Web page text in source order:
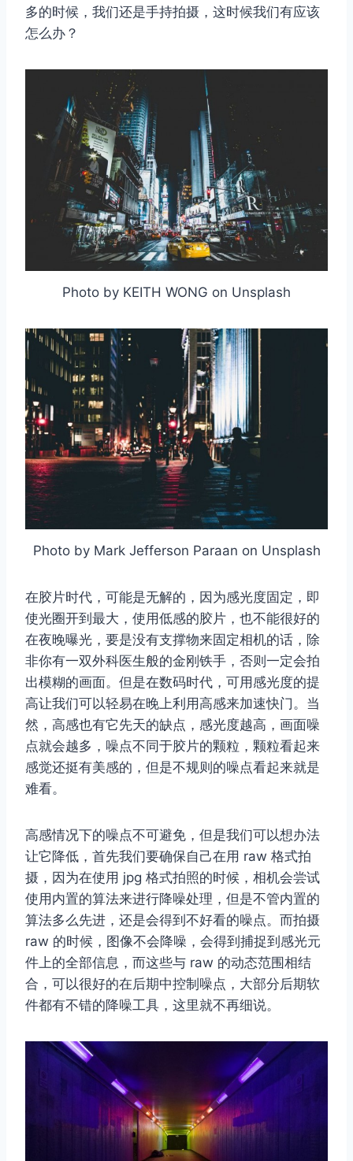
多的时候，我们还是手持拍摄，这时候我们有应该
怎么办？
Photo by KEITH WONG on Unsplash
Photo by Mark Jefferson Paraan on Unsplash
在胶片时代，可能是无解的，因为感光度固定，即
使光圈开到最大，使用低感的胶片，也不能很好的
在夜晚曝光，要是没有支撑物来固定相机的话，除
非你有一双外科医生般的金刚铁手，否则一定会拍
出模糊的画面。但是在数码时代，可用感光度的提
高让我们可以轻易在晚上利用高感来加速快门。当
然，高感也有它先天的缺点，感光度越高，画面噪
点就会越多，噪点不同于胶片的颗粒，颗粒看起来
感觉还挺有美感的，但是不规则的噪点看起来就是
难看。
高感情况下的噪点不可避免，但是我们可以想办法
让它降低，首先我们要确保自己在用 raw 格式拍
摄，因为在使用 jpg 格式拍照的时候，相机会尝试
使用内置的算法来进行降噪处理，但是不管内置的
算法多么先进，还是会得到不好看的噪点。而拍摄
raw 的时候，图像不会降噪，会得到捕捉到感光元
件上的全部信息，而这些与 raw 的动态范围相结
合，可以很好的在后期中控制噪点，大部分后期软
件都有不错的降噪工具，这里就不再细说。